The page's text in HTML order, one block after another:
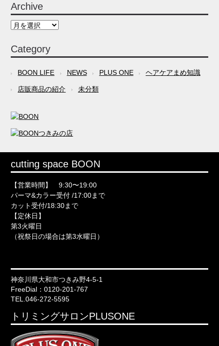
Archive
Archive
Category
BOON LIFE NEWS PLUS ONE ヘアケアまめ知識
店販商品の紹介 未分類
cutting space BOON
【営業時間】 9:30〜19:00
パーマ&カラー受付 /17:00まで
カット受付/18:30まで
【定休日】
第3火曜日
（祝祭日の場合は第3水曜日）
神奈川県大和市つきみ野4-5-1
FreeDial：0120-201-767
TEL.046-272-5595
トリミングサロンPLUSONE